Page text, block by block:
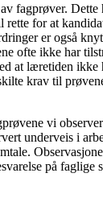
for at
er også
ofte ikke har
læretiden ikke
krav til
vi
underveis i
på faglige